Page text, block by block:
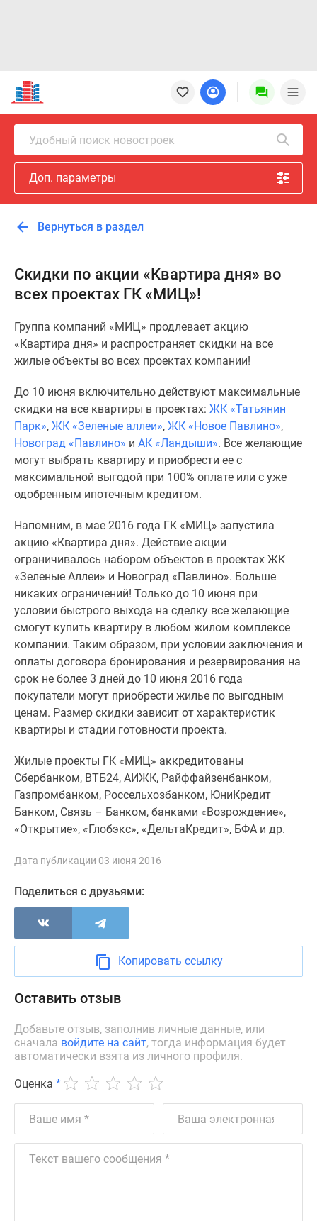
Новостройки
Квартиры
Ипотека
Новостройки
Москвы
Новостройки
Подмосковья
Новостройки
Москвы
Готовые
новостройки
Новостройки
Специальные
предложения
Коммерческие
помещения
Продавцы
застройщики
Панорамы
новостроек
Видеообзор
новостроек
Экспертиза
новостроек
Экология
Москвы
Подмосковья
Студии
комнатные
комнатные
комнатные
карте
Ипотечный
калькулятор
Семейная
Военная
Банки
программы
Медиа
недвижимости
Мнение
Аналитика
рынка
Экспертиза
новостроек
Эксперты
авторы
Удобный поиск новостроек
Доп. параметры
Вернуться в раздел
Скидки по акции «Квартира дня» во
всех проектах ГК «МИЦ»!
Группа компаний «МИЦ» продлевает акцию
«Квартира дня» и распространяет скидки на все
жилые объекты во всех проектах компании!
До 10 июня включительно действуют максимальные
скидки на все квартиры в проектах: ЖК «Татьянин
Парк», ЖК «Зеленые аллеи», ЖК «Новое Павлино»,
Новоград «Павлино» и АК «Ландыши». Все желающие
могут выбрать квартиру и приобрести ее с
максимальной выгодой при 100% оплате или с уже
одобренным ипотечным кредитом.
Напомним, в мае 2016 года ГК «МИЦ» запустила
акцию «Квартира дня». Действие акции
ограничивалось набором объектов в проектах ЖК
«Зеленые Аллеи» и Новоград «Павлино». Больше
никаких ограничений! Только до 10 июня при
условии быстрого выхода на сделку все желающие
смогут купить квартиру в любом жилом комплексе
компании. Таким образом, при условии заключения и
оплаты договора бронирования и резервирования на
срок не более 3 дней до 10 июня 2016 года
покупатели могут приобрести жилье по выгодным
ценам. Размер скидки зависит от характеристик
квартиры и стадии готовности проекта.
Жилые проекты ГК «МИЦ» аккредитованы
Сбербанком, ВТБ24, АИЖК, Райффайзенбанком,
Газпромбанком, Россельхозбанком, ЮниКредит
Банком, Связь – Банком, банками «Возрождение»,
«Открытие», «Глобэкс», «ДельтаКредит», БФА и др.
Дата публикации 03 июня 2016
Поделиться с друзьями:
Копировать ссылку
Оставить отзыв
Добавьте отзыв, заполнив личные данные, или
сначала войдите на сайт, тогда информация будет
автоматически взята из личного профиля.
Оценка *